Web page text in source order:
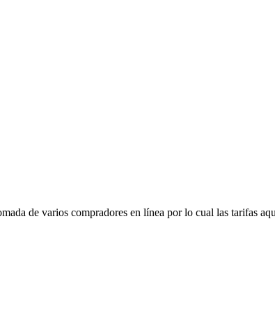
de varios compradores en línea por lo cual las tarifas